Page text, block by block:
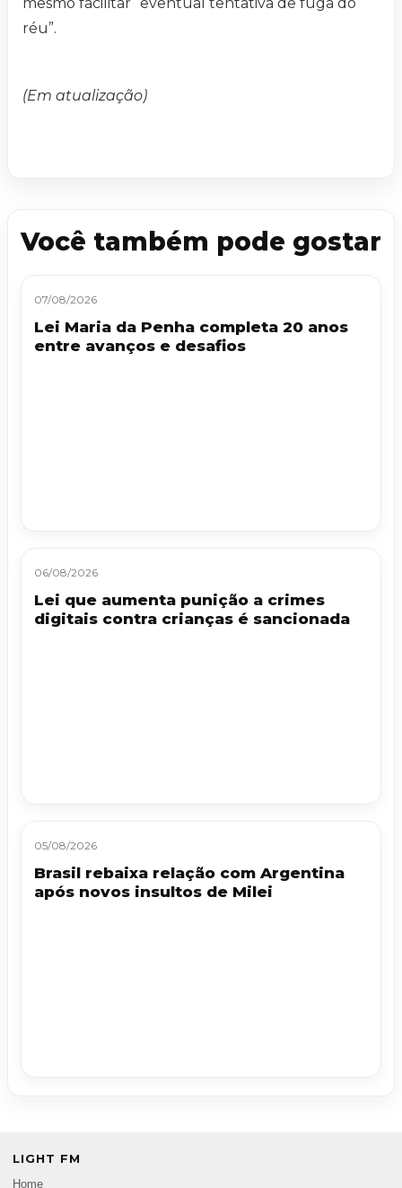
réu”.
(Em atualização)
Você também pode gostar
07/08/2026
Lei Maria da Penha completa 20 anos
entre avanços e desafios
06/08/2026
Lei que aumenta punição a crimes
digitais contra crianças é sancionada
05/08/2026
Brasil rebaixa relação com Argentina
após novos insultos de Milei
LIGHT FM
Home